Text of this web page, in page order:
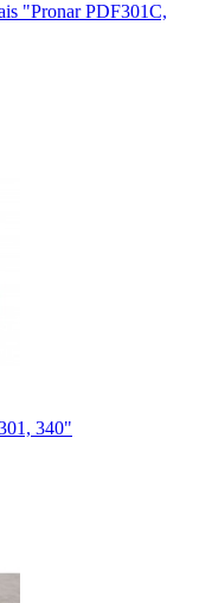
"Pronar PDF301C,
340"